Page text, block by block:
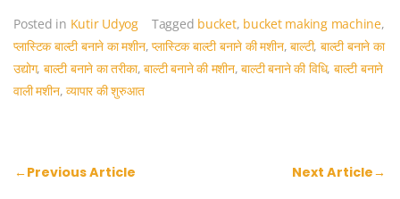
Posted in Kutir Udyog Tagged bucket, bucket making machine,
प्लास्टिक बाल्टी बनाने का मशीन, प्लास्टिक बाल्टी बनाने की मशीन, बाल्टी, बाल्टी बनाने का
उद्योग, बाल्टी बनाने का तरीका, बाल्टी बनाने की मशीन,बाल्टी बनाने की विधि, बाल्टी बनाने
वाली मशीन, व्यापार की शुरुआत
Post
←Previous Article Next Article→